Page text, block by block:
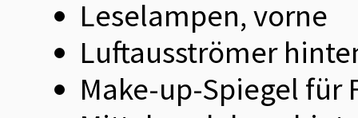
Leselampen, vorne
Luftausströmer
Make-up-Spiegel für